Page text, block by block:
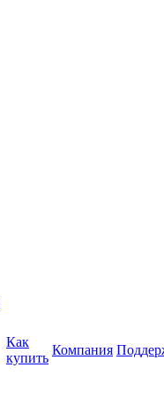
Как
купить
Компания